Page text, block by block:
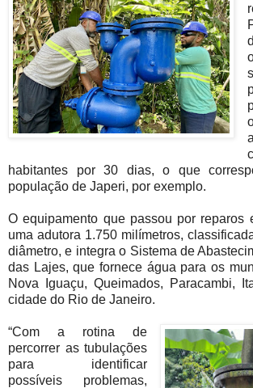
habitantes por 30 dias, o que
população de Japeri, por exemplo.
O equipamento que passou por reparos
uma adutora 1.750 milímetros,
diâmetro, e integra o Sistema de
das Lajes, que fornece água para os
Nova Iguaçu, Queimados, Paracambi,
cidade do Rio de Janeiro.
“Com a rotina de
percorrer as tubulações
para identificar
possíveis problemas,